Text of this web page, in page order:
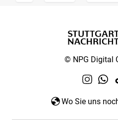
© NPG Digital
Wo Sie uns